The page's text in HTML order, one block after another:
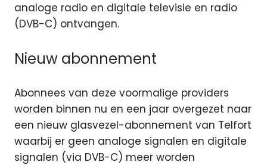
analoge radio en digitale televisie en radio
(DVB-C) ontvangen.
Nieuw abonnement
Abonnees van deze voormalige providers
worden binnen nu en een jaar overgezet naar
een nieuw glasvezel-abonnement van Telfort
waarbij er geen analoge signalen en digitale
signalen (via DVB-C) meer worden